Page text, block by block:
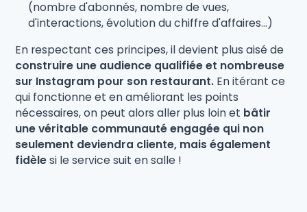
(nombre d'abonnés, nombre de vues,
d'interactions, évolution du chiffre d'affaires...)
En respectant ces principes, il devient plus aisé de
construire une audience qualifiée et nombreuse
sur Instagram pour son restaurant. En itérant ce
qui fonctionne et en améliorant les points
nécessaires, on peut alors aller plus loin et bâtir
une véritable communauté engagée qui non
seulement deviendra cliente, mais également
fidèlesi le service suit en salle !